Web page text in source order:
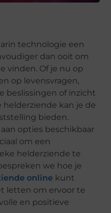
technologie een
dan ooit om
vinden. Of je nu op
op levensvragen,
beslissingen of inzicht
kan je de
bieden.
opties beschikbaar
om een
helderziende te
we hoe je
online kunt
letten om ervoor te
en positieve